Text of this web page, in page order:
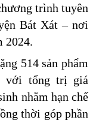
trình tuyên
Bát Xát – nơi
2024.
514 sản phẩm
với tổng trị giá
nhằm hạn chế
thời góp phần